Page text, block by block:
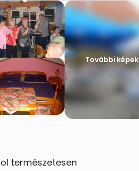
További képek
természetesen